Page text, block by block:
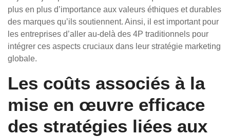
plus en plus d’importance aux valeurs éthiques et durables
des marques qu’ils soutiennent. Ainsi, il est important pour
les entreprises d’aller au-delà des 4P traditionnels pour
intégrer ces aspects cruciaux dans leur stratégie marketing
globale.
Les coûts associés à la
mise en œuvre efficace
des stratégies liées aux